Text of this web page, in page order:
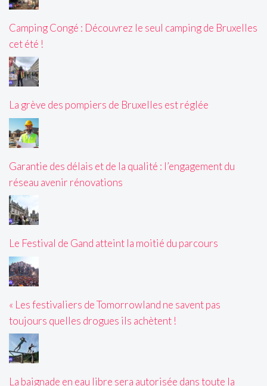
Camping Congé : Découvrez le seul camping de Bruxelles
cet été !
La grève des pompiers de Bruxelles est réglée
Garantie des délais et de la qualité : l’engagement du
réseau avenir rénovations
Le Festival de Gand atteint la moitié du parcours
« Les festivaliers de Tomorrowland ne savent pas
toujours quelles drogues ils achètent !
La baignade en eau libre sera autorisée dans toute la